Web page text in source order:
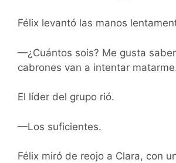
Félix levantó las manos
—¿Cuántos sois? Me gusta
cabrones van a intentar
El líder del grupo rió.
—Los suficientes.
Félix miró de reojo a Clara, con